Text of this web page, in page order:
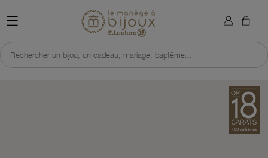
☰ Retour à l'accueil du site
Rechercher un bijou, un cadeau, mariage, baptême...
×